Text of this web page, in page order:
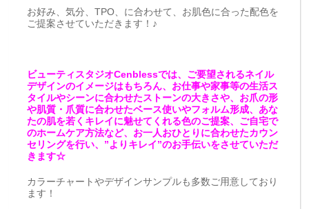
お好み、気分、TPO、に合わせて、お肌色に合った配色を
ご提案させていただきます！♪
ビューティスタジオCenblessでは、ご要望されるネイル
デザインのイメージはもちろん、お仕事や家事等の生活ス
タイルやシーンに合わせたストーンの大きさや、お爪の形
や肌質・爪質に合わせたベース使いやフォルム形成、あな
たの肌を若くキレイに魅せてくれる色のご提案、ご自宅で
のホームケア方法など、お一人おひとりに合わせたカウン
セリングを行い、”よりキレイ”のお手伝いをさせていただ
きます☆
カラーチャートやデザインサンプルも多数ご用意しており
ます！